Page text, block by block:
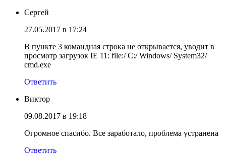
Сергей
27.05.2017 в 17:24
В пункте 3 командная строка не открывается, уводит в
просмотр загрузок IE 11: file:/ C:/ Windows/ System32/
cmd.exe
Ответить
Виктор
09.08.2017 в 19:18
Огромное спасибо. Все заработало, проблема устранена
Ответить